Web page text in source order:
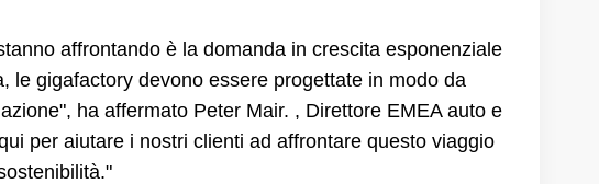
affrontando è la domanda in crescita esponenziale
le gigafactory devono essere progettate in modo da
ha affermato Peter Mair. , Direttore EMEA auto e
per aiutare i nostri clienti ad affrontare questo viaggio